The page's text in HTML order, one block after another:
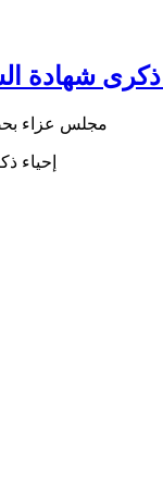
ذكرى شهادة
مجلس عزاء